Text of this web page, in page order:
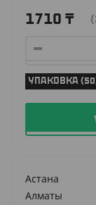
1710 ₸
УПАКОВКА
Астана
Алматы